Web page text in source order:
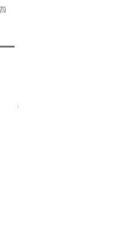
中！